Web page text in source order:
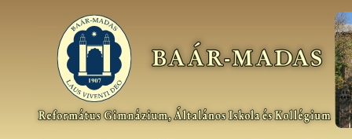
Baár–
Madas
Református
Gimnázium,
Általános